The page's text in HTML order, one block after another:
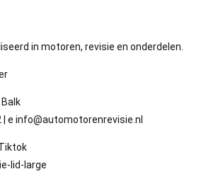
in motoren, revisie en onderdelen.
Balk
| e info@automotorenrevisie.nl